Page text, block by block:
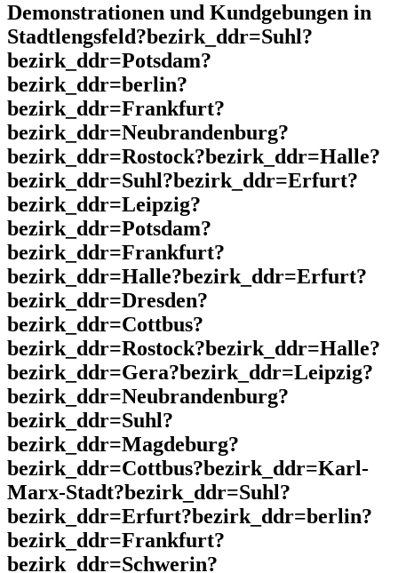
Demonstrationen und Kundgebungen in
Stadtlengsfeld?bezirk_ddr=Suhl?
bezirk_ddr=Potsdam?
bezirk_ddr=berlin?
bezirk_ddr=Frankfurt?
bezirk_ddr=Neubrandenburg?
bezirk_ddr=Rostock?bezirk_ddr=Halle?
bezirk_ddr=Suhl?bezirk_ddr=Erfurt?
bezirk_ddr=Leipzig?
bezirk_ddr=Potsdam?
bezirk_ddr=Frankfurt?
bezirk_ddr=Halle?bezirk_ddr=Erfurt?
bezirk_ddr=Dresden?
bezirk_ddr=Cottbus?
bezirk_ddr=Rostock?bezirk_ddr=Halle?
bezirk_ddr=Gera?bezirk_ddr=Leipzig?
bezirk_ddr=Neubrandenburg?
bezirk_ddr=Suhl?
bezirk_ddr=Magdeburg?
bezirk_ddr=Cottbus?bezirk_ddr=Karl-
Marx-Stadt?bezirk_ddr=Suhl?
bezirk_ddr=Erfurt?bezirk_ddr=berlin?
bezirk_ddr=Frankfurt?
bezirk_ddr=Schwerin?